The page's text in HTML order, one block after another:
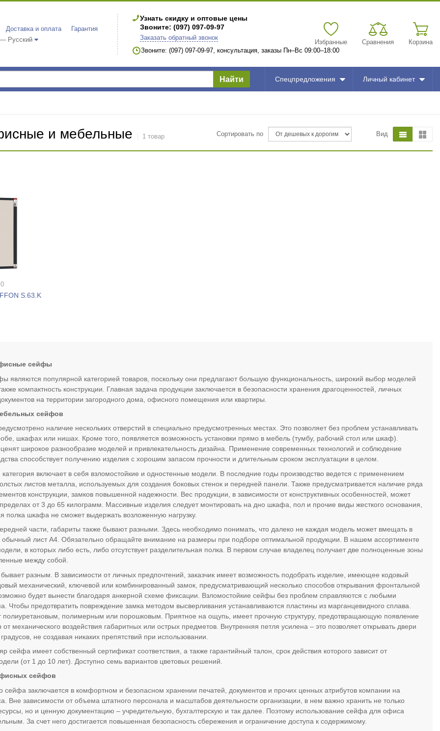
Доставка и оплата
Гарантия
Русский
Узнать скидку и оптовые цены
Звоните: (097) 097-09-97
Заказать обратный звонок
Звоните: (097) 097-09-97, консультация, заказы Пн–Вс 09:00–18:00
Избранные Сравнения Корзина
Найти Спецпредложения Личный кабинет
и мебельные 1 товар Сортировать по Вид
S.63.K
сейфы
являются популярной категорией товаров, поскольку они предлагают большую функциональность, широкий выбор моделей
компактность конструкции. Главная задача продукции заключается в безопасности хранения драгоценностей, личных
на территории загородного дома, офисного помещения или квартиры.
сейфов
наличие нескольких отверстий в специально предусмотренных местах. Это позволяет без проблем устанавливать
шкафах или нишах. Кроме того, появляется возможность установки прямо в мебель (тумбу, рабочий стол или шкаф).
широкое разнообразие моделей и привлекательность дизайна. Применение современных технологий и соблюдение
способствует получению изделия с хорошим запасом прочности и длительным сроком эксплуатации в целом.
включает в себя взломостойкие и одностенные модели. В последние годы производство ведется с применением
листов металла, используемых для создания боковых стенок и передней панели. Также предусматривается наличие ряда
конструкции, замков повышенной надежности. Вес продукции, в зависимости от конструктивных особенностей, может
от 3 до 65 килограмм. Массивные изделия следует монтировать на дно шкафа, пол и прочие виды жесткого основания,
полка шкафа не сможет выдержать возложенную нагрузку.
части, габариты также бывают разными. Здесь необходимо понимать, что далеко не каждая модель может вмещать в
обычный лист А4. Обязательно обращайте внимание на размеры при подборе оптимальной продукции. В нашем ассортименте
в которых либо есть, либо отсутствует разделительная полка. В первом случае владелец получает две полноценные зоны
между собой.
разным. В зависимости от личных предпочтений, заказчик имеет возможность подобрать изделие, имеющее кодовый
механический, ключевой или комбинированный замок, предусматривающий несколько способов открывания фронтальной
будет вынести благодаря анкерной схеме фиксации. Взломостойкие сейфы без проблем справляются с любыми
Чтобы предотвратить повреждение замка методом высверливания устанавливаются пластины из марганцевидного сплава.
полиуретановым, полимерным или порошковым. Приятное на ощупь, имеет прочную структуру, предотвращающую появление
механического воздействия габаритных или острых предметов. Внутренняя петля усилена – это позволяет открывать двери
не создавая никаких препятствий при использовании.
сейфа имеет собственный сертификат соответствия, а также гарантийный талон, срок действия которого зависит от
(от 1 до 10 лет). Доступно семь вариантов цветовых решений.
сейфов
сейфа заключается в комфортном и безопасном хранении печатей, документов и прочих ценных атрибутов компании на
Вне зависимости от объема штатного персонала и масштабов деятельности организации, в нем важно хранить не только
но и ценную документацию – учредительную, бухгалтерскую и так далее. Поэтому использование сейфа для офиса
За счет него достигается повышенная безопасность сбережения и ограничение доступа к содержимому.